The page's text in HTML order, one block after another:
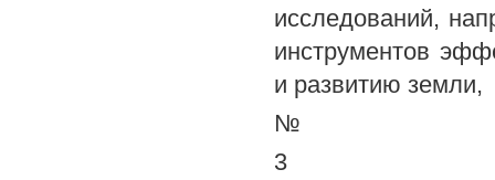
исследований,
инструментов
и развитию земли,
№
3